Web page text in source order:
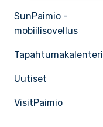
SunPaimio -
mobiilisovellus
Tapahtumakalenteri
Uutiset
VisitPaimio